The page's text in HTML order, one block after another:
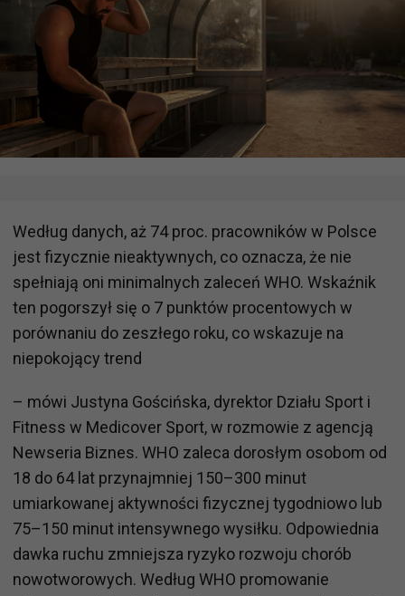
Według danych, aż 74 proc. pracowników w Polsce
jest fizycznie nieaktywnych, co oznacza, że nie
spełniają oni minimalnych zaleceń WHO. Wskaźnik
ten pogorszył się o 7 punktów procentowych w
porównaniu do zeszłego roku, co wskazuje na
niepokojący trend
– mówi Justyna Gościńska, dyrektor Działu Sport i
Fitness w Medicover Sport, w rozmowie z agencją
Newseria Biznes. WHO zaleca dorosłym osobom od
18 do 64 lat przynajmniej 150–300 minut
umiarkowanej aktywności fizycznej tygodniowo lub
75–150 minut intensywnego wysiłku. Odpowiednia
dawka ruchu zmniejsza ryzyko rozwoju chorób
nowotworowych. Według WHO promowanie